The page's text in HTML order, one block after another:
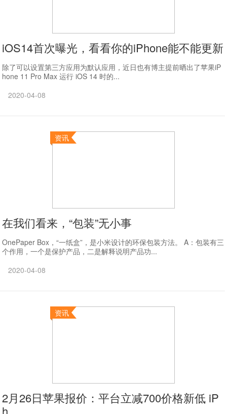
iOS14首次曝光，看看你的iPhone能不能更新
除了可以设置第三方应用为默认应用，近日也有博主提前晒出了苹果iP
hone 11 Pro Max 运行 iOS 14 时的...
2020-04-08
资讯
在我们看来，“包装”无小事
OnePaper Box，“一纸盒”，是小米设计的环保包装方法。 A：包装有三
个作用，一个是保护产品，二是解释说明产品功...
2020-04-08
资讯
2月26日苹果报价：平台立减700价格新低 iP
h